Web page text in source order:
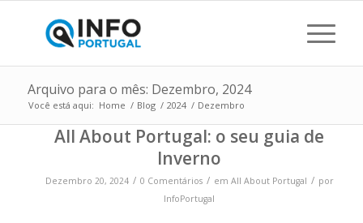
Arquivo para o mês: Dezembro, 2024
Você está aqui: Home / Blog / 2024 / Dezembro
All About Portugal: o seu guia de
Inverno
Dezembro 20, 2024 / 0 Comentários / em All About Portugal / por
InfoPortugal